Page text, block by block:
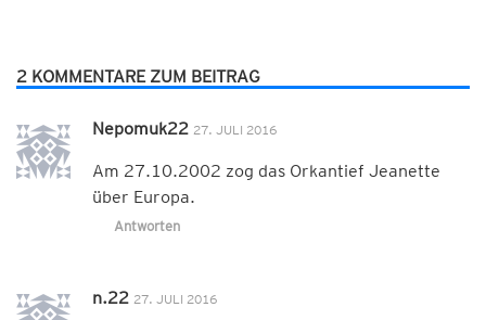
2 KOMMENTARE ZUM BEITRAG
Nepomuk22 27. JULI 2016
Am 27.10.2002 zog das Orkantief Jeanette
über Europa.
Antworten
n.22 27. JULI 2016